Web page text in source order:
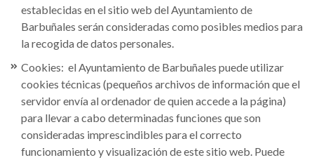
establecidas en el sitio web del Ayuntamiento de
Barbuñales serán consideradas como posibles medios para
la recogida de datos personales.
Cookies: el Ayuntamiento de Barbuñales puede utilizar
cookies técnicas (pequeños archivos de información que el
servidor envía al ordenador de quien accede a la página)
para llevar a cabo determinadas funciones que son
consideradas imprescindibles para el correcto
funcionamiento y visualización de este sitio web. Puede